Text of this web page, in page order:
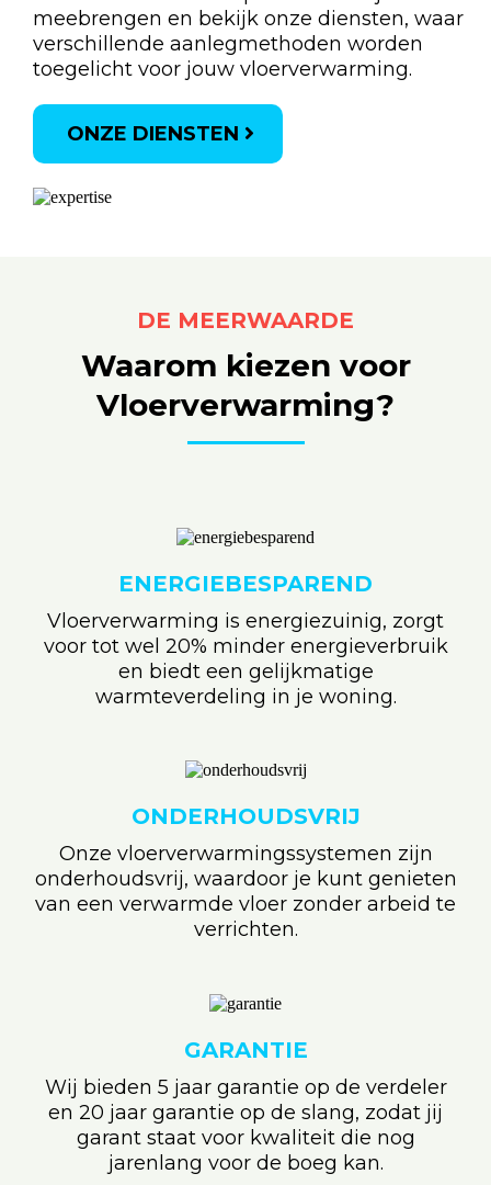
meebrengen en bekijk onze diensten, waar
verschillende aanlegmethoden worden
toegelicht voor jouw vloerverwarming.
ONZE DIENSTEN
DE MEERWAARDE
Waarom kiezen voor
Vloerverwarming?
ENERGIEBESPAREND
Vloerverwarming is energiezuinig, zorgt
voor tot wel 20% minder energieverbruik
en biedt een gelijkmatige
warmteverdeling in je woning.
ONDERHOUDSVRIJ
Onze vloerverwarmingssystemen zijn
onderhoudsvrij, waardoor je kunt genieten
van een verwarmde vloer zonder arbeid te
verrichten.
GARANTIE
Wij bieden 5 jaar garantie op de verdeler
en 20 jaar garantie op de slang, zodat jij
garant staat voor kwaliteit die nog
jarenlang voor de boeg kan.